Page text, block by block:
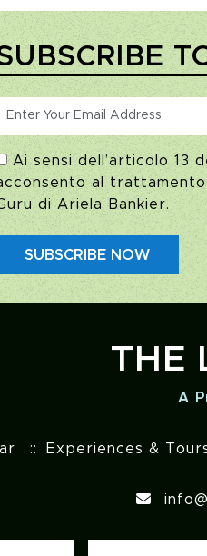
Ai sensi dell’articolo 13
al
di Ariela Bankier.
SUBSCRIBE NOW
THE
A
Experiences &